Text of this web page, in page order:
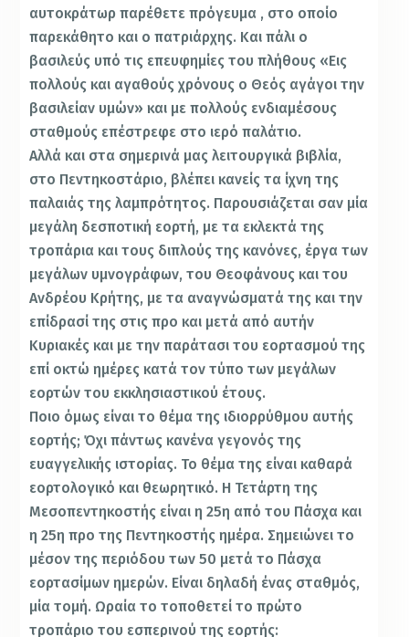
αυτοκράτωρ παρέθετε πρόγευμα , στο οποίο
παρεκάθητο και ο πατριάρχης. Και πάλι ο
βασιλεύς υπό τις επευφημίες του πλήθους «Εις
πολλούς και αγαθούς χρόνους ο Θεός αγάγοι την
βασιλείαν υμών» και με πολλούς ενδιαμέσους
σταθμούς επέστρεφε στο ιερό παλάτιο.
Αλλά και στα σημερινά μας λειτουργικά βιβλία,
στο Πεντηκοστάριο, βλέπει κανείς τα ίχνη της
παλαιάς της λαμπρότητος. Παρουσιάζεται σαν μία
μεγάλη δεσποτική εορτή, με τα εκλεκτά της
τροπάρια και τους διπλούς της κανόνες, έργα των
μεγάλων υμνογράφων, του Θεοφάνους και του
Ανδρέου Κρήτης, με τα αναγνώσματά της και την
επίδρασί της στις προ και μετά από αυτήν
Κυριακές και με την παράτασι του εορτασμού της
επί οκτώ ημέρες κατά τον τύπο των μεγάλων
εορτών του εκκλησιαστικού έτους.
Ποιο όμως είναι το θέμα της ιδιορρύθμου αυτής
εορτής; Όχι πάντως κανένα γεγονός της
ευαγγελικής ιστορίας. Το θέμα της είναι καθαρά
εορτολογικό και θεωρητικό. Η Τετάρτη της
Μεσοπεντηκοστής είναι η 25η από του Πάσχα και
η 25η προ της Πεντηκοστής ημέρα. Σημειώνει το
μέσον της περιόδου των 50 μετά το Πάσχα
εορτασίμων ημερών. Είναι δηλαδή ένας σταθμός,
μία τομή. Ωραία το τοποθετεί το πρώτο
τροπάριο του εσπερινού της εορτής: